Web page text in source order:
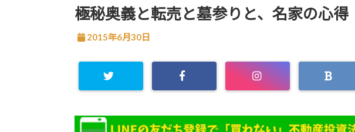
極秘奥義と転売と墓参りと、名家の心得
2015年6月30日